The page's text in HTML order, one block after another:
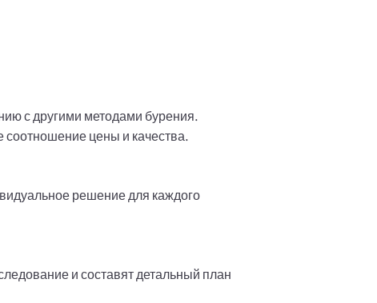
с другими методами бурения.
соотношение цены и качества.
решение для каждого
и составят детальный план